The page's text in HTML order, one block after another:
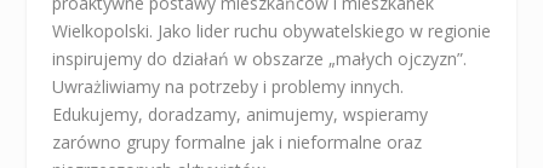
Wielkopolski. Jako lider ruchu obywatelskiego w regionie
inspirujemy do działań w obszarze „małych ojczyzn”.
Uwrażliwiamy na potrzeby i problemy innych.
Edukujemy, doradzamy, animujemy, wspieramy
zarówno grupy formalne jak i nieformalne oraz